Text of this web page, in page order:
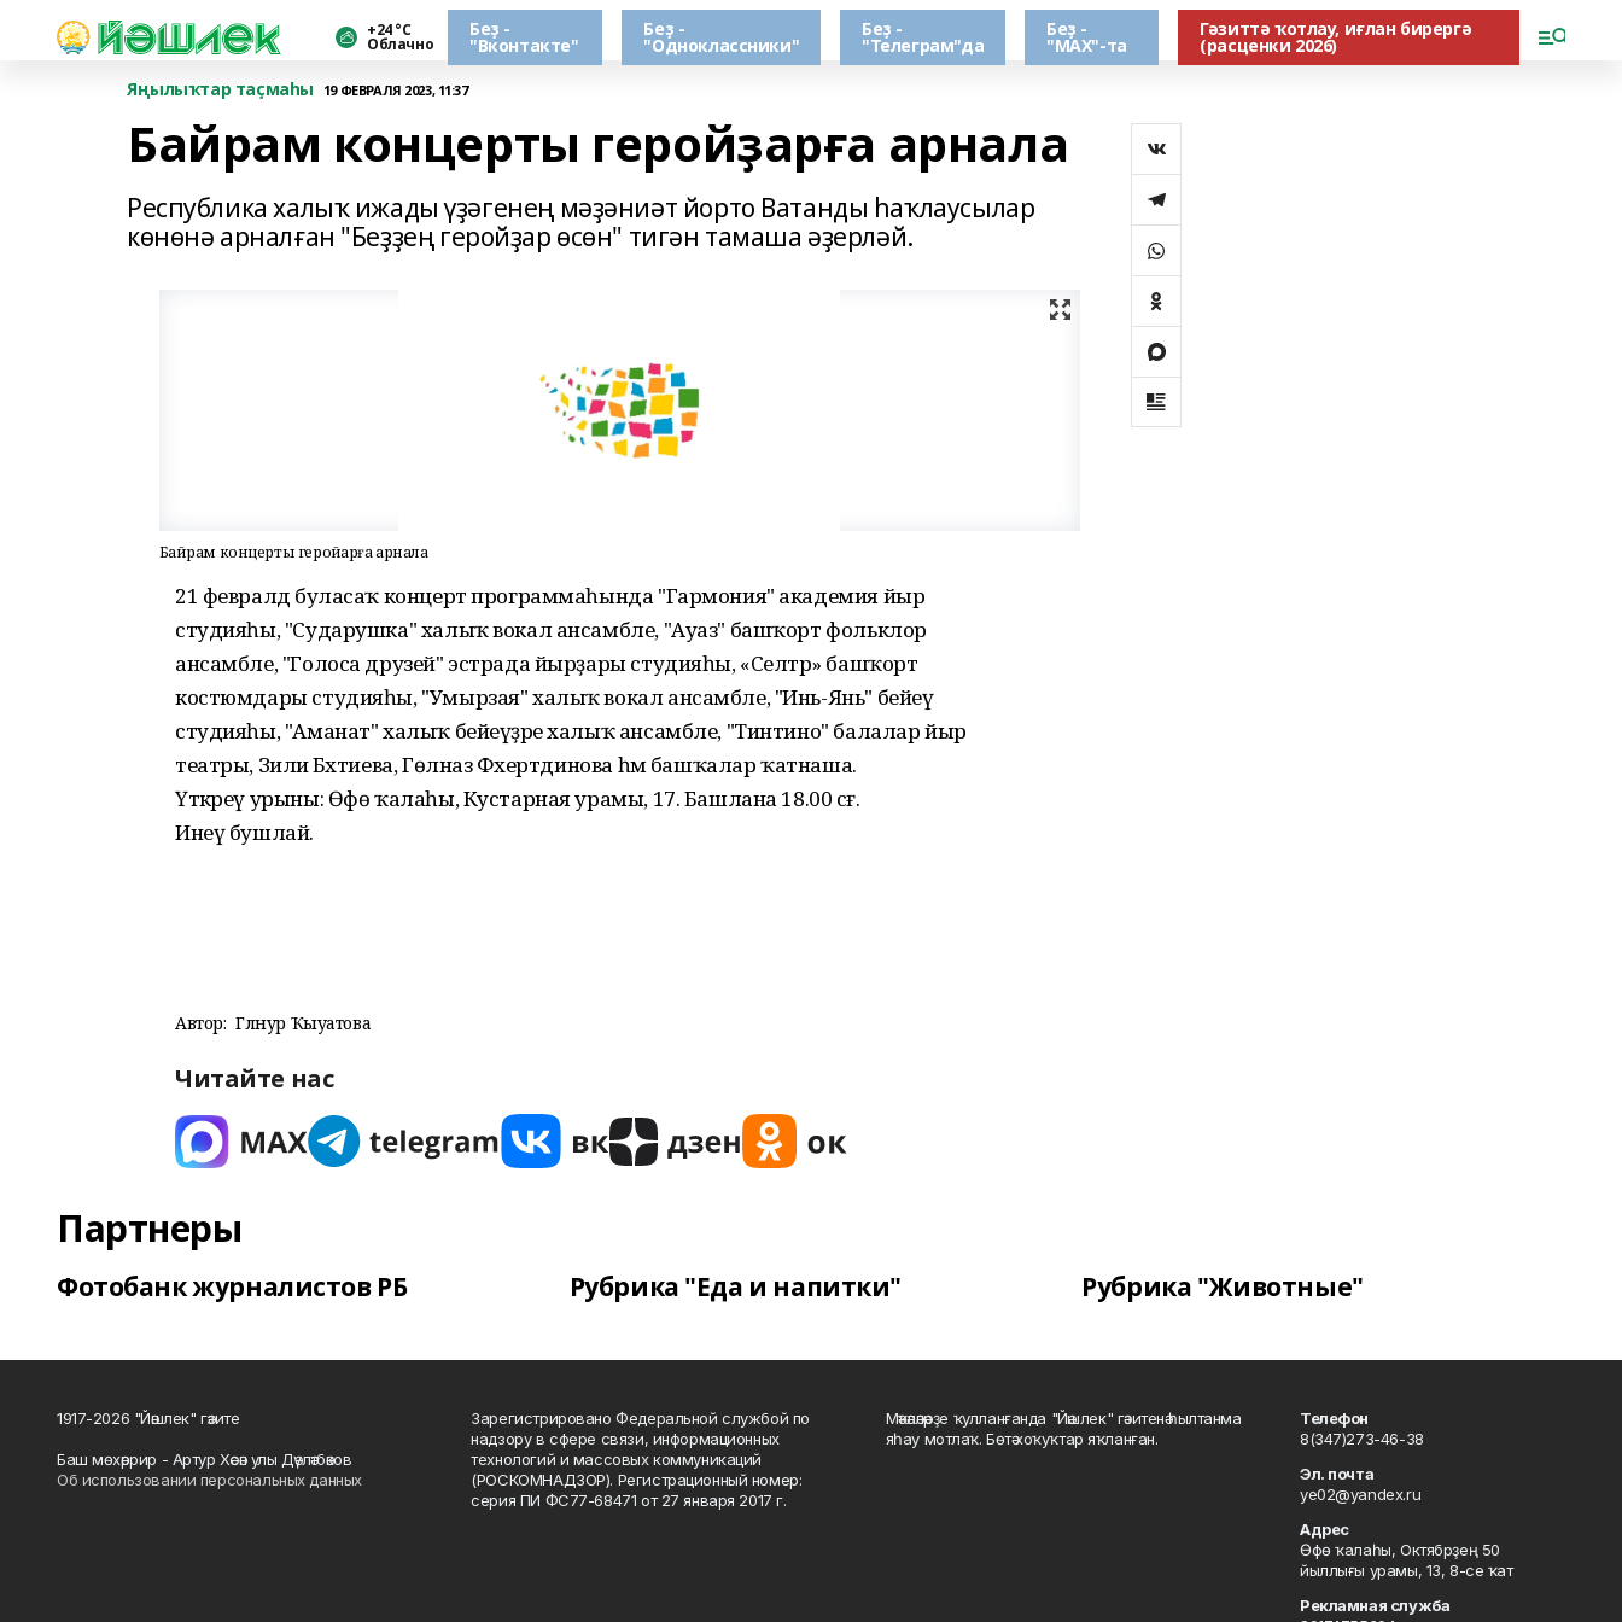
+24 °С
Облачно
Беҙ -
"Вконтакте"
Беҙ -
"Одноклассники"
Беҙ -
"Телеграм"да
Беҙ -
"МАХ"-та
Гәзиттә ҡотлау, иғлан бирергә
(расценки 2026)
Яңылыҡтар таҫмаһы
19 ФЕВРАЛЯ 2023, 11:37
Байрам концерты геройҙарға арнала
Республика халыҡ ижады үҙәгенең мәҙәниәт йорто Ватанды һаҡлаусылар
көнөнә арналған "Беҙҙең геройҙар өсөн" тигән тамаша әҙерләй.
Байрам концерты геройҙарға арнала
21 февралдә буласаҡ концерт программаһында "Гармония" академия йыр
студияһы, "Сударушка" халыҡ вокал ансамбле, "Ауаз" башҡорт фольклор
ансамбле, "Голоса друзей" эстрада йырҙары студияһы, «Cелтәр» башҡорт
костюмдары студияһы, "Умырзая" халыҡ вокал ансамбле, "Инь-Янь" бейеү
студияһы, "Аманат" халыҡ бейеүҙәре халыҡ ансамбле, "Тинтино" балалар йыр
театры, Зилиә Бәхтиева, Гөлназ Фәхертдинова һәм башҡалар ҡатнаша.
Үткәреү урыны: Өфө ҡалаһы, Кустарная урамы, 17. Башлана 18.00 сәғ.
Инеү бушлай.
Автор: Гөлнур Ҡыуатова
Читайте нас
Партнеры
Фотобанк журналистов РБ Рубрика "Еда и напитки" Рубрика "Животные"
1917-2026 "Йәшлек" гәзите
Баш мөхәррир - Артур Хәсән улы Дәүләтбәков
Об использовании персональных данных
Зарегистрировано Федеральной службой по
надзору в сфере связи, информационных
технологий и массовых коммуникаций
(РОСКОМНАДЗОР). Регистрационный номер:
серия ПИ ФС77-68471 от 27 января 2017 г.
Мәҡәләләрҙе ҡулланғанда "Йәшлек" гәзитенә һылтанма
яһау мотлаҡ. Бөтә хоҡуҡтар яҡланған.
Телефон
8(347)273-46-38
Эл. почта
ye02@yandex.ru
Адрес
Өфө ҡалаһы, Октябрҙең 50
йыллығы урамы, 13, 8-се ҡат
Рекламная служба